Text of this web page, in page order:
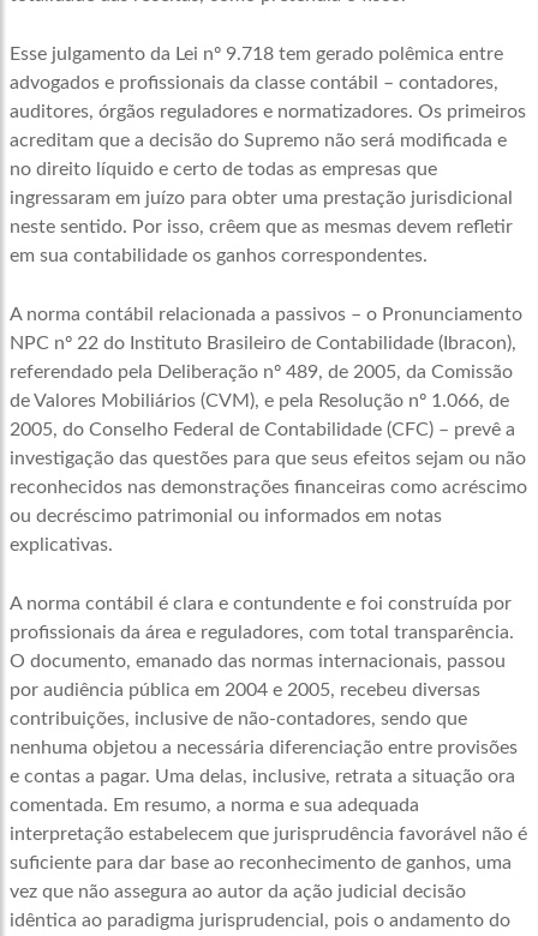
Esse julgamento da Lei nº 9.718 tem gerado polêmica entre
advogados e profissionais da classe contábil – contadores,
auditores, órgãos reguladores e normatizadores. Os primeiros
acreditam que a decisão do Supremo não será modificada e
no direito líquido e certo de todas as empresas que
ingressaram em juízo para obter uma prestação jurisdicional
neste sentido. Por isso, crêem que as mesmas devem refletir
em sua contabilidade os ganhos correspondentes.
A norma contábil relacionada a passivos – o Pronunciamento
NPC nº 22 do Instituto Brasileiro de Contabilidade (Ibracon),
referendado pela Deliberação nº 489, de 2005, da Comissão
de Valores Mobiliários (CVM), e pela Resolução nº 1.066, de
2005, do Conselho Federal de Contabilidade (CFC) – prevê a
investigação das questões para que seus efeitos sejam ou não
reconhecidos nas demonstrações financeiras como acréscimo
ou decréscimo patrimonial ou informados em notas
explicativas.
A norma contábil é clara e contundente e foi construída por
profissionais da área e reguladores, com total transparência.
O documento, emanado das normas internacionais, passou
por audiência pública em 2004 e 2005, recebeu diversas
contribuições, inclusive de não-contadores, sendo que
nenhuma objetou a necessária diferenciação entre provisões
e contas a pagar. Uma delas, inclusive, retrata a situação ora
comentada. Em resumo, a norma e sua adequada
interpretação estabelecem que jurisprudência favorável não é
suficiente para dar base ao reconhecimento de ganhos, uma
vez que não assegura ao autor da ação judicial decisão
idêntica ao paradigma jurisprudencial, pois o andamento do